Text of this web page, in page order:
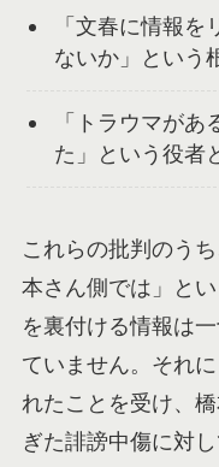
「文春に情報
ないか」という
「トラウマが
た」という役者
これらの批判のう
本さん側では」と
を裏付ける情報は
ていません。それ
れたことを受け、
ぎた誹謗中傷に対